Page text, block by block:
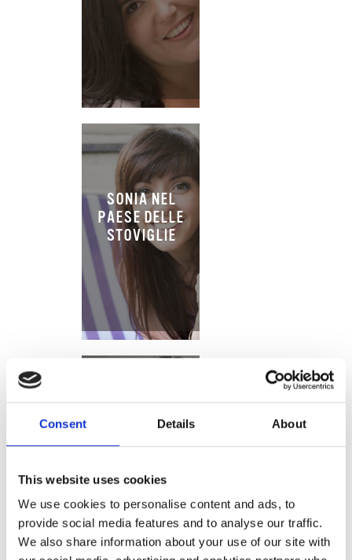
Consent Details About
This website uses cookies
We use cookies to personalise content and ads, to
provide social media features and to analyse our traffic.
We also share information about your use of our site with
SONIA NEL
PAESE DELLE
STOVIGLIE
ESSENZA DI
VANIGLIA